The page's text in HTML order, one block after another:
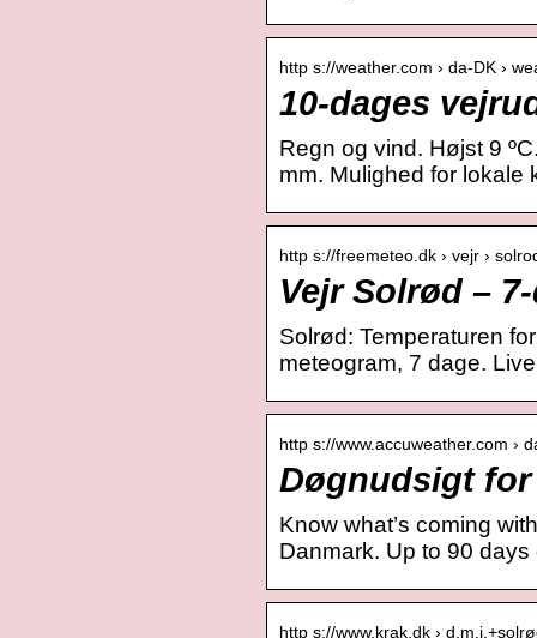
http s://weather.com › da-DK ›
10-dages
Regn og vind. Højst 9
mm. Mulighed for lokale
http s://freemeteo.dk › vejr ›
Vejr Solrød –
Solrød: Temperaturen
meteogram, 7 dage.
http s://www.accuweather.com ›
Døgnudsigt
Know what’s coming
Danmark. Up to 90
http s://www.krak.dk ›